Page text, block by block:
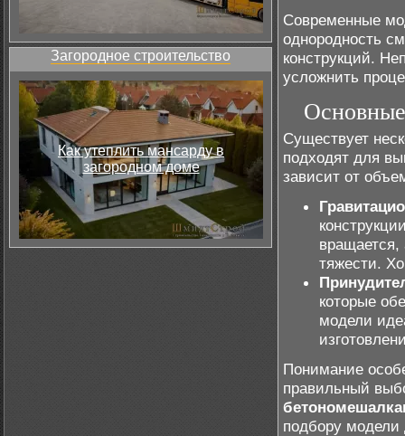
Загородное строительство
Как утеплить мансарду в
загородном доме
Современные
однородность
конструкций.
усложнить
Существует
подходят для
зависит от
тяжести.
которые
модели
Понимание
правильный
подбору модели